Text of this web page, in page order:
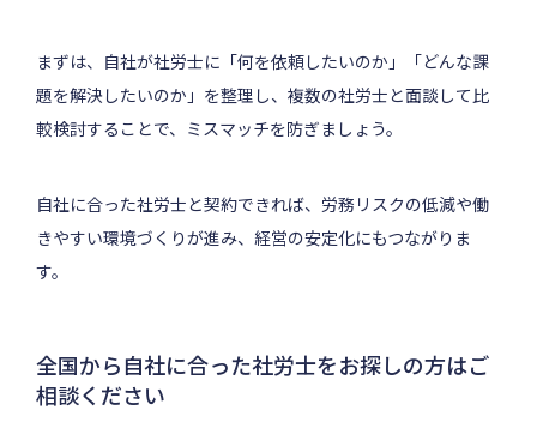
まずは、自社が社労士に「何を依頼したいのか」「どんな課
題を解決したいのか」を整理し、複数の社労士と面談して比
較検討することで、ミスマッチを防ぎましょう。
自社に合った社労士と契約できれば、労務リスクの低減や働
きやすい環境づくりが進み、経営の安定化にもつながりま
す。
全国から自社に合った社労士をお探しの方はご
相談ください